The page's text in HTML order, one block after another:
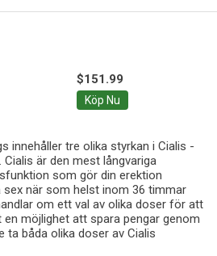
$151.99
Köp Nu
innehåller tre olika styrkan i Cialis -
är den mest långvariga
som gör din erektion
när som helst inom 36 timmar
om ett val av olika doser för att
möjlighet att spara pengar genom
ta båda olika doser av Cialis